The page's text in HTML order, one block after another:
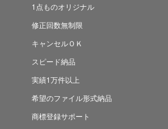
1点ものオリジナル
修正回数無制限
キャンセルＯＫ
スピード納品
実績1万件以上
希望のファイル形式納品
商標登録サポート